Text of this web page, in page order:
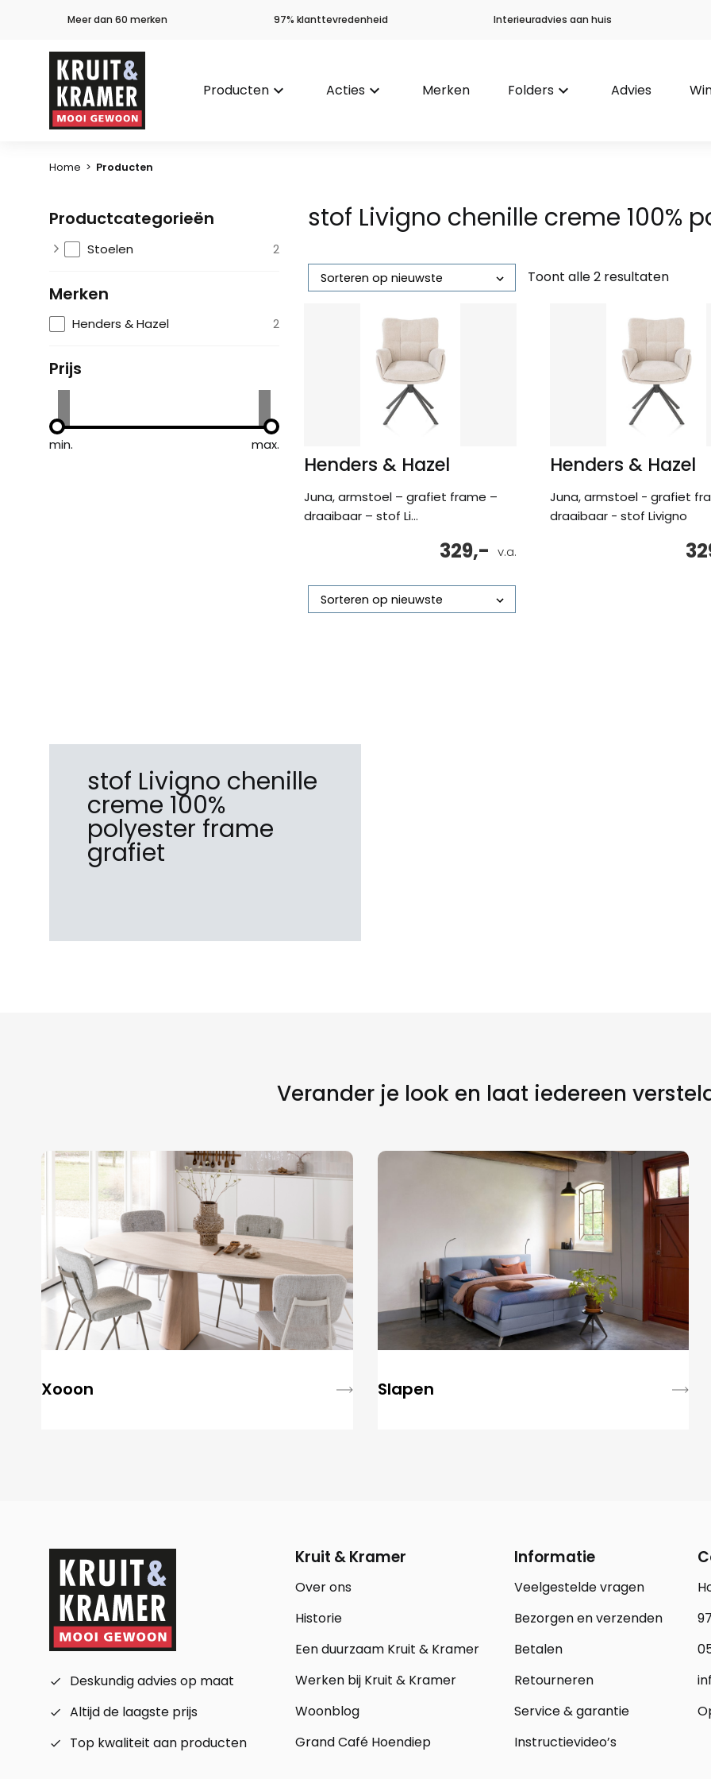
Meer dan 60 merken 97% klanttevredenheid Interieuradvies aan huis
Producten keyboard_arrow_down Acties keyboard_arrow_down Merken Folders keyboard_arrow_down Advies
Home > Producten
Productcategorieën
Stoelen 2
Merken
Henders & Hazel 2
Prijs
min. max.
stof Livigno chenille creme 100%
Toont alle 2 resultaten
Gesorteerd
Henders & Hazel
Juna, armstoel – grafiet frame –
draaibaar – stof Li...
v.a.
329,-
Henders & Hazel
Juna, armstoel - grafiet
draaibaar - stof Livigno
stof Livigno chenille
creme 100%
polyester frame
grafiet
Verander je look en laat iedereen
Xooon Slapen
check_small
Deskundig advies op maat
check_small
Altijd de laagste prijs
check_small
Top kwaliteit aan producten
Kruit & Kramer
Over ons
Historie
Een duurzaam Kruit & Kramer
Werken bij Kruit & Kramer
Woonblog
Grand Café Hoendiep
Informatie
Veelgestelde vragen
Bezorgen en verzenden
Betalen
Retourneren
Service & garantie
Instructievideo’s